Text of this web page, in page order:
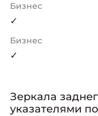
Бизнес
✓
Бизнес
✓
Зеркала
указателями